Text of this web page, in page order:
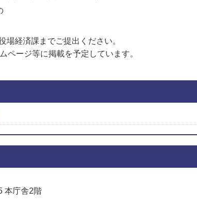
場経済課までご提出ください。
ページ等に掲載を予定しています。
本庁舎2階